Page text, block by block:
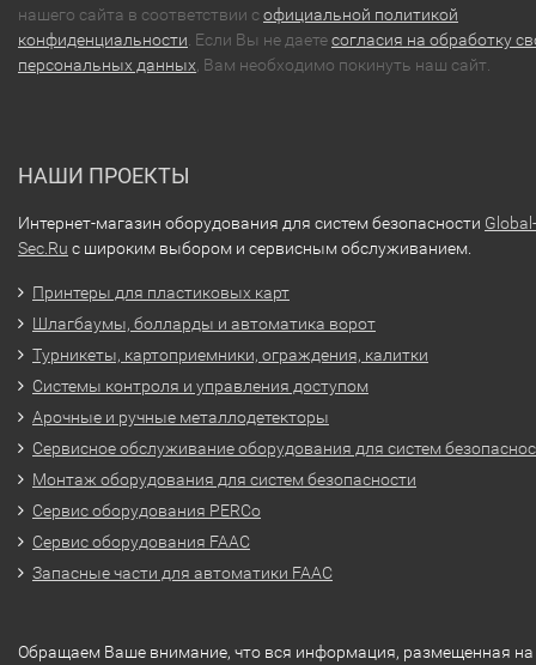
нашего сайта в соответствии софициальной политикой
конфиденциальности . Если Вы не даетесогласия на обработку
персональных данных , Вам необходимо покинуть наш сайт.
НАШИ ПРОЕКТЫ
Интернет-магазин оборудования для систем безопасности Global-
Sec.Ru с широким выбором и сервисным обслуживанием.
Принтеры для пластиковых карт
Шлагбаумы, болларды и автоматика ворот
Турникеты, картоприемники, ограждения, калитки
Системы контроля и управления доступом
Арочные и ручные металлодетекторы
Сервисное обслуживание оборудования для систем
Монтаж оборудования для систем безопасности
Сервис оборудования PERCo
Сервис оборудования FAAC
Запасные части для автоматики FAAC
Обращаем Ваше внимание, что вся информация, размещенная на